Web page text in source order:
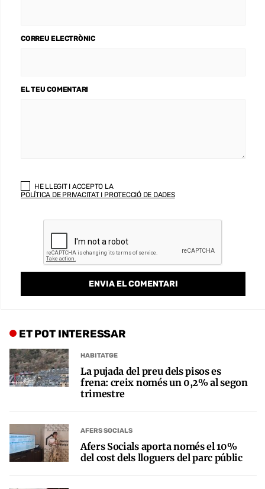
CORREU ELECTRÒNIC
EL TEU COMENTARI
HE LLEGIT I ACCEPTO LA
POLÍTICA DE PRIVACITAT I PROTECCIÓ DE DADES
ET POT INTERESSAR
HABITATGE
La pujada del preu dels pisos es
frena: creix només un 0,2% al segon
trimestre
AFERS SOCIALS
Afers Socials aporta només el 10%
del cost dels lloguers del parc públic